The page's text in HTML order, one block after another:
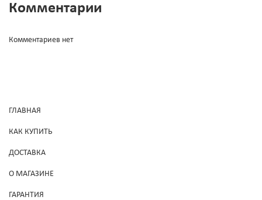
Комментарии
Комментариев нет
ГЛАВНАЯ
КАК КУПИТЬ
ДОСТАВКА
О МАГАЗИНЕ
ГАРАНТИЯ